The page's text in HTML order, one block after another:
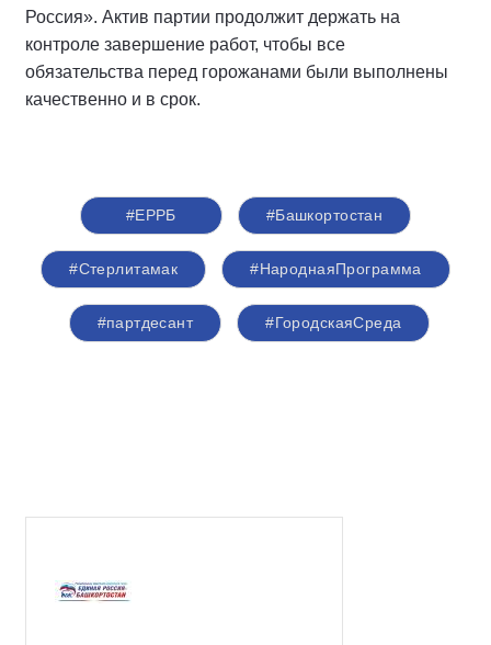
Россия». Актив партии продолжит держать на
контроле завершение работ, чтобы все
обязательства перед горожанами были выполнены
качественно и в срок.
#ЕРРБ #Башкортостан
#Стерлитамак #НароднаяПрограмма
#партдесант #ГородскаяСреда